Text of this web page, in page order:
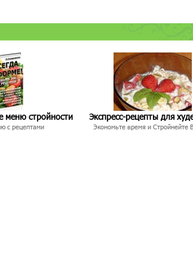
стройности
с рецептами
Экспресс-рецепты для
Экономьте время и Стройнейте